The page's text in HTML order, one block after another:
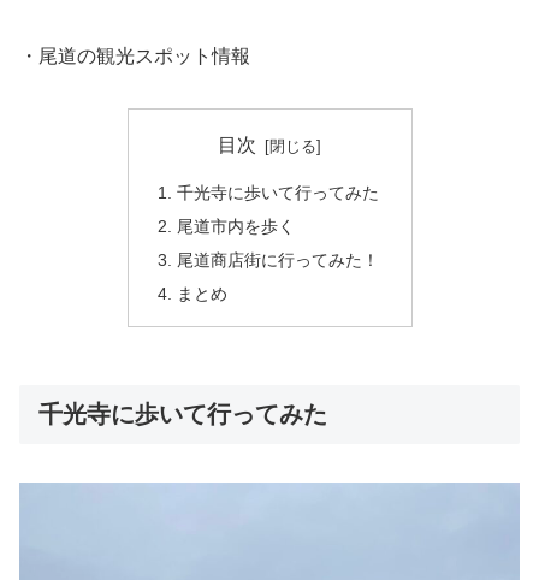
・尾道の観光スポット情報
目次
千光寺に歩いて行ってみた
尾道市内を歩く
尾道商店街に行ってみた！
まとめ
千光寺に歩いて行ってみた